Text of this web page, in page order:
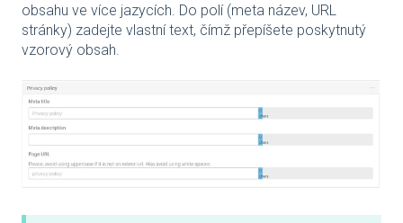
obsahu ve více jazycích. Do polí (meta název, URL
stránky) zadejte vlastní text, čímž přepíšete poskytnutý
vzorový obsah.